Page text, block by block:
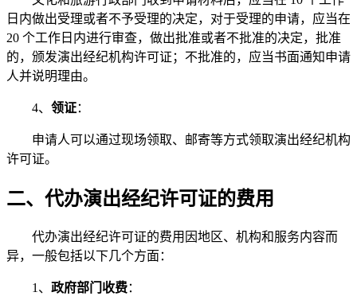
日内做出受理或者不予受理的决定，对于受理的申请，应当在
20 个工作日内进行审查，做出批准或者不批准的决定，批准
的，颁发演出经纪机构许可证；不批准的，应当书面通知申请
人并说明理由。
4、 领证：
申请人可以通过现场领取、邮寄等方式领取演出经纪机构
许可证。
二、代办演出经纪许可证的费用
代办演出经纪许可证的费用因地区、机构和服务内容而
异，一般包括以下几个方面：
1、 政府部门收费：